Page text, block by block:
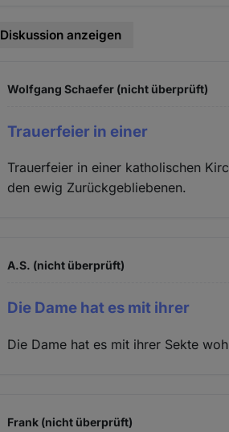
Diskussion anzeigen
Wolfgang Schaefer (nicht überprüft)
Trauerfeier in einer
Trauerfeier in einer katholischen
den ewig Zurückgebliebenen.
A.S. (nicht überprüft)
Die Dame hat es mit ihrer
Die Dame hat es mit ihrer Sekte
Frank (nicht überprüft)